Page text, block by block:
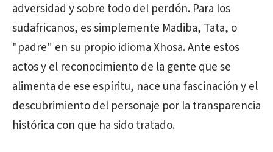
adversidad y sobre todo del perdón. Para los
sudafricanos, es simplemente Madiba, Tata, o
"padre" en su propio idioma Xhosa. Ante estos
actos y el reconocimiento de la gente que se
alimenta de ese espíritu, nace una fascinación y el
descubrimiento del personaje por la transparencia
histórica con que ha sido tratado.